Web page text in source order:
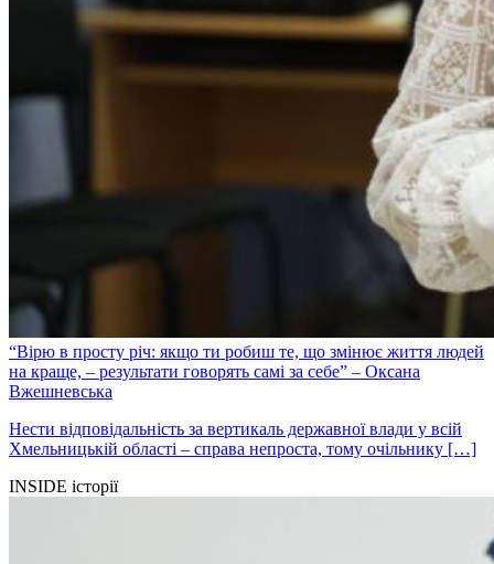
“Вірю в просту річ: якщо ти робиш те, що змінює життя людей
на краще, – результати говорять самі за себе” – Оксана
Вжешневська
Нести відповідальність за вертикаль державної влади у всій
Хмельницькій області – справа непроста, тому очільнику […]
INSIDE історії